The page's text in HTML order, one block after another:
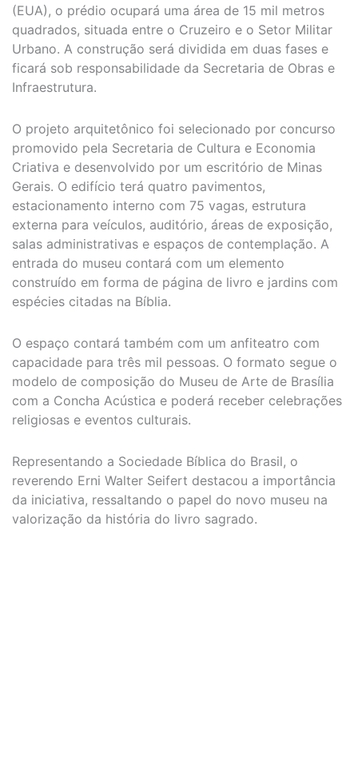
(EUA), o prédio ocupará uma área de 15 mil metros
quadrados, situada entre o Cruzeiro e o Setor Militar
Urbano. A construção será dividida em duas fases e
ficará sob responsabilidade da Secretaria de Obras e
Infraestrutura.
O projeto arquitetônico foi selecionado por concurso
promovido pela Secretaria de Cultura e Economia
Criativa e desenvolvido por um escritório de Minas
Gerais. O edifício terá quatro pavimentos,
estacionamento interno com 75 vagas, estrutura
externa para veículos, auditório, áreas de exposição,
salas administrativas e espaços de contemplação. A
entrada do museu contará com um elemento
construído em forma de página de livro e jardins com
espécies citadas na Bíblia.
O espaço contará também com um anfiteatro com
capacidade para três mil pessoas. O formato segue o
modelo de composição do Museu de Arte de Brasília
com a Concha Acústica e poderá receber celebrações
religiosas e eventos culturais.
Representando a Sociedade Bíblica do Brasil, o
reverendo Erni Walter Seifert destacou a importância
da iniciativa, ressaltando o papel do novo museu na
valorização da história do livro sagrado.